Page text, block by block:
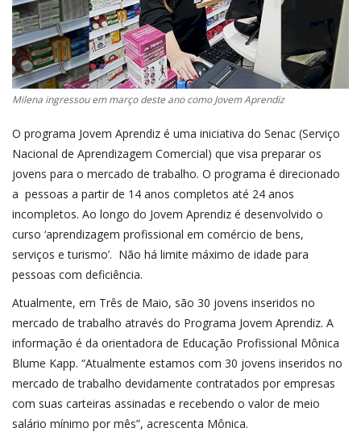
Milena ingressou em março deste ano como Jovem Aprendiz
O programa Jovem Aprendiz é uma iniciativa do Senac (Serviço
Nacional de Aprendizagem Comercial) que visa preparar os
jovens para o mercado de trabalho. O programa é direcionado
a pessoas a partir de 14 anos completos até 24 anos
incompletos. Ao longo do Jovem Aprendiz é desenvolvido o
curso ‘aprendizagem profissional em comércio de bens,
serviços e turismo’. Não há limite máximo de idade para
pessoas com deficiência.
Atualmente, em Três de Maio, são 30 jovens inseridos no
mercado de trabalho através do Programa Jovem Aprendiz. A
informação é da orientadora de Educação Profissional Mônica
Blume Kapp. “Atualmente estamos com 30 jovens inseridos no
mercado de trabalho devidamente contratados por empresas
com suas carteiras assinadas e recebendo o valor de meio
salário mínimo por mês”, acrescenta Mônica.